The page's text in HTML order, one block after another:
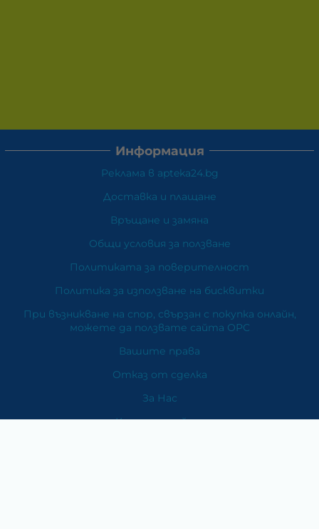
Информация
Реклама в apteka24.bg
Доставка и плащане
Връщане и замяна
Общи условия за ползване
Политиката за поверителност
Политика за използване на бисквитки
При възникване на спор, свързан с покупка онлайн,
можете да ползвате сайта ОРС
Вашите права
Отказ от сделка
За Нас
Карта на сайта